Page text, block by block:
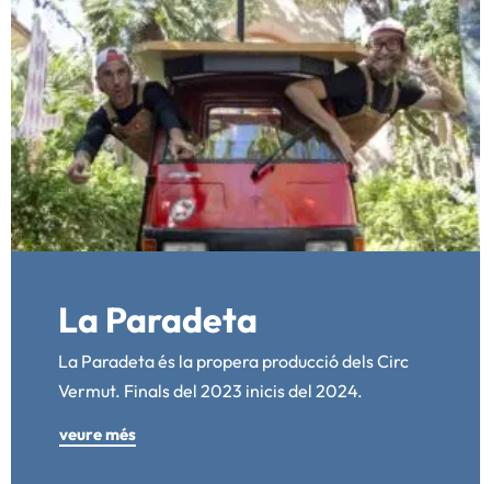
La Paradeta
La Paradeta és la propera producció dels Circ
Vermut. Finals del 2023 inicis del 2024.
veure més